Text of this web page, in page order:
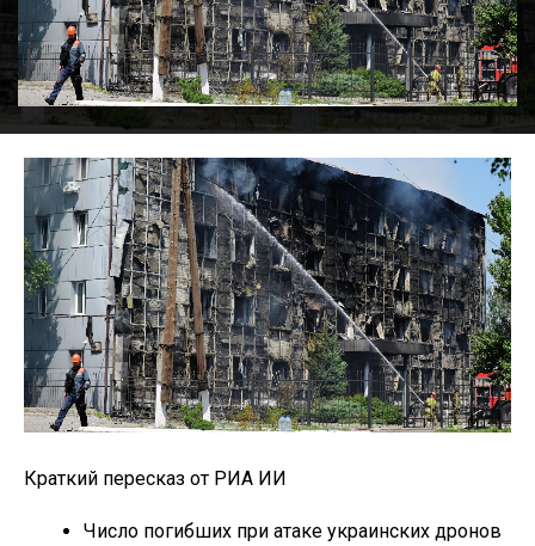
Краткий пересказ от РИА ИИ
Число погибших при атаке украинских дронов